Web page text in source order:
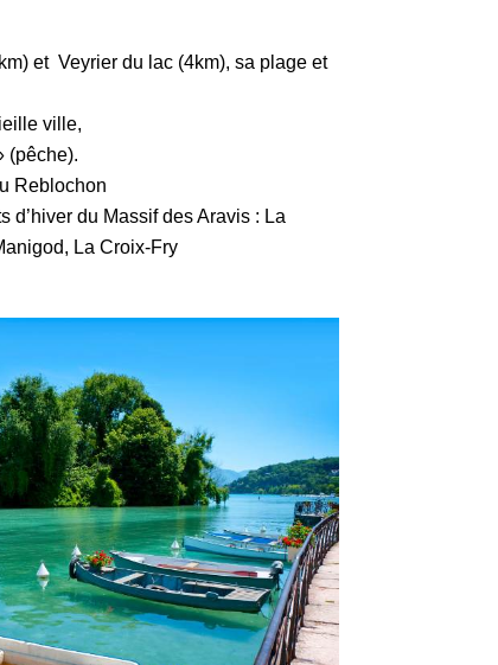
et Veyrier du lac (4km), sa plage et
ville,
(pêche).
Reblochon
d’hiver du Massif des Aravis : La
La Croix-Fry